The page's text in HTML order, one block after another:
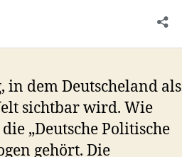
in dem Deutscheland als
sichtbar wird. Wie
„Deutsche Politische
gehört. Die